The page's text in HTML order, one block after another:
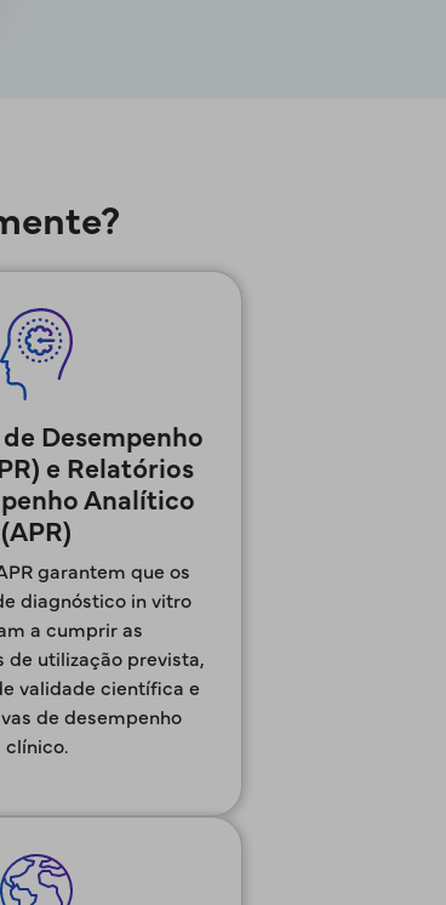
Desempenho
e Relatórios
Analítico
(APR)
garantem que os
diagnóstico in vitro
a cumprir as
de utilização prevista,
validade científica e
de desempenho
clínico.